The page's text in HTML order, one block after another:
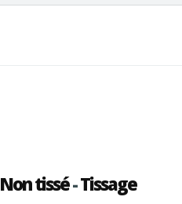
Non tissé-Tissage